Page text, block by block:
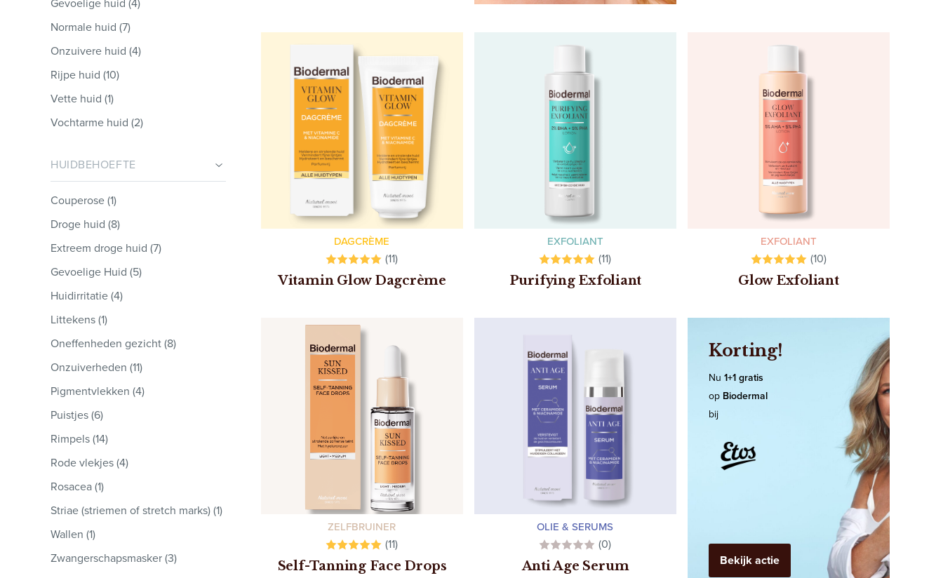
Normale huid (7)
Onzuivere huid (4)
Rijpe huid (10)
Vette huid (1)
Vochtarme huid (2)
HUIDBEHOEFTE
Couperose (1)
Droge huid (8)
Extreem droge huid (7)
Gevoelige Huid (5)
Huidirritatie (4)
Littekens (1)
Oneffenheden gezicht (8)
Onzuiverheden (11)
Pigment­vlekken (4)
Puistjes (6)
Rimpels (14)
Rode vlekjes (4)
Rosacea (1)
Striae (striemen of stretch marks) (1)
Wallen (1)
Zwangerschapsmasker (3)
DAGCRÈME
(11)
Vitamin Glow Dagcrème
EXFOLIANT
(11)
Purifying Exfoliant
EXFOLIANT
(10)
Glow Exfoliant
ZELFBRUINER
(11)
Self-Tanning Face Drops
OLIE & SERUMS
(0)
Anti Age Serum
Korting!
Nu 1+1 gratis
op Biodermal
bij
Bekijk actie